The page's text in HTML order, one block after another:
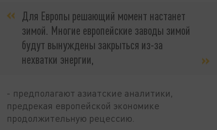
Для Европы решающий момент настанет
зимой. Многие европейские заводы зимой
будут вынуждены закрыться из-за
нехватки энергии,
- предполагают азиатские аналитики,
предрекая европейской экономике
продолжительную рецессию.